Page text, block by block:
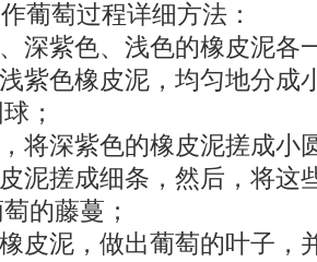
葡萄过程详细方法：
深紫色、浅色的橡皮泥各
紫色橡皮泥，均匀地分成
；
将深紫色的橡皮泥搓成小
泥搓成细条，然后，将这
的藤蔓；
皮泥，做出葡萄的叶子，